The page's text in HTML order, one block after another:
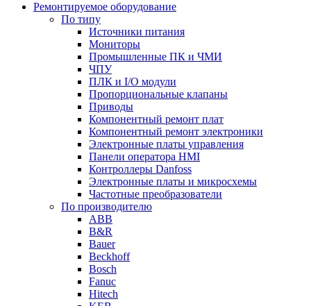
Ремонтируемое оборудование
По типу
Источники питания
Мониторы
Промышленные ПК и ЧМИ
ЧПУ
ПЛК и I/O модули
Пропорциональные клапаны
Приводы
Компонентный ремонт плат
Компонентный ремонт электроники
Электронные платы управления
Панели оператора HMI
Контроллеры Danfoss
Электронные платы и микросхемы
Частотные преобразователи
По производителю
ABB
B&R
Bauer
Beckhoff
Bosch
Fanuc
Hitech